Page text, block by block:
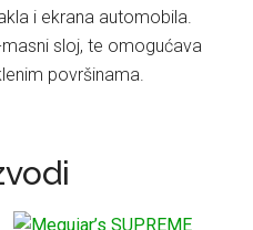
i ekrana automobila.
sloj, te omogućava
površinama.